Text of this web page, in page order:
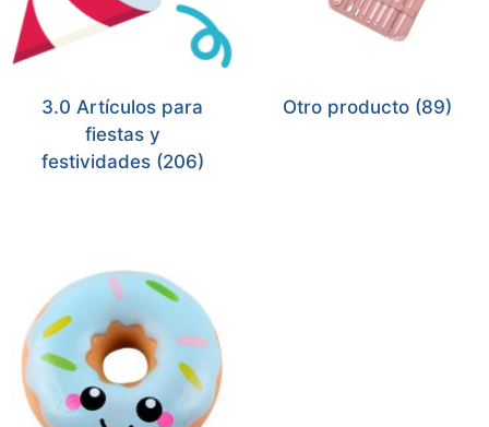
3.0 Artículos para
fiestas y
festividades (206)
Otro producto (89)